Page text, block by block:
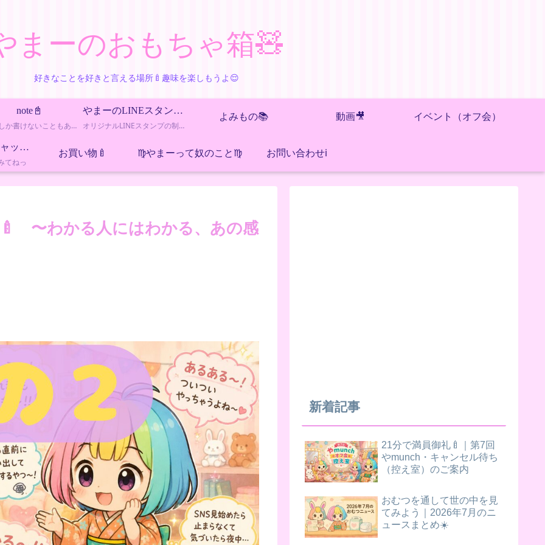
まーのおもちゃ箱🧸
好きなことを好きと言える場所🍼趣味を楽しもうよ😌
note📓
noteにしか書けないこともあるので、ちょっとエッチなカテゴリー
やまーのLINEスタンプ工房
オリジナルLINEスタンプの制作・販売記録をまとめたカテゴリーです。新作情報や制作の裏話も更新しています。
よみもの📚 動画🎥 イベント（オフ会）
８ちゃんねる（チャット）
てねっ
お買い物🍼 ♍️やまーって奴のこと♍️ お問い合わせℹ️
〜わかる人にはわかる、あの感
新着記事
21分で満員御礼🍼｜第7回
やmunch・キャンセル待ち
（控え室）のご案内
おむつを通して世の中を見
てみよう｜2026年7月のニ
ュースまとめ☀️